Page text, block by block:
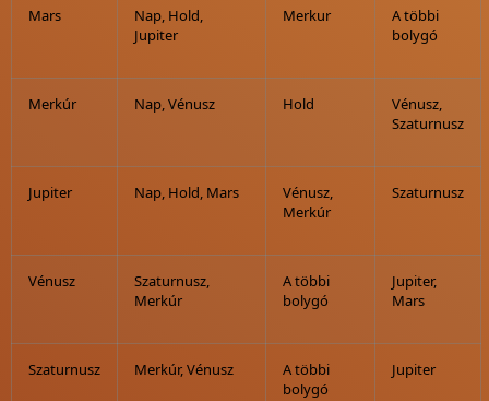
Mars Nap, Hold,
Jupiter
Merkur
A többi
bolygó
Merkúr Nap,Vénusz Hold Vénusz,
Szaturnusz
Jupiter Nap, Hold, Mars Vénusz,
Merkúr
Szaturnusz
Vénusz Szaturnusz,
Merkúr
A többi
bolygó
Jupiter,
Mars
Szaturnusz Merkúr,Vénusz
A többi
bolygó
Jupiter